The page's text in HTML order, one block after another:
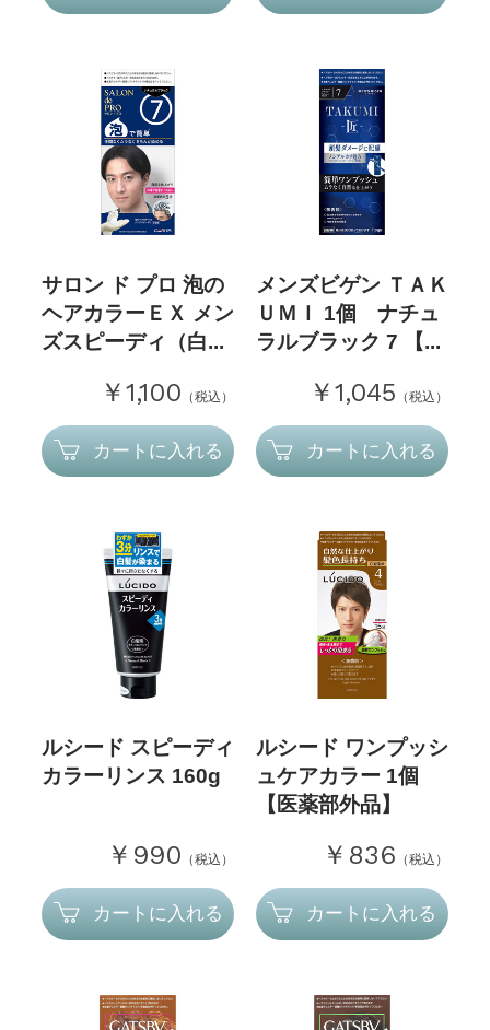
サロン ド プロ 泡の
ヘアカラーＥＸ メン
ズスピーディ（白...
￥1,100 （税込）
カートに入れる
メンズビゲン ＴＡＫ
ＵＭＩ 1個 ナチュ
ラルブラック 7 【...
￥1,045 （税込）
カートに入れる
ルシード スピーディ
カラーリンス 160g
￥990 （税込）
カートに入れる
ルシード ワンプッシ
ュケアカラー 1個
【医薬部外品】
￥836 （税込）
カートに入れる